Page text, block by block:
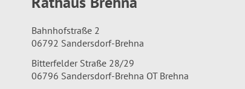
Bahnhofstraße 2
06792 Sandersdorf-Brehna
Bitterfelder Straße 28/29
06796 Sandersdorf-Brehna OT Brehna